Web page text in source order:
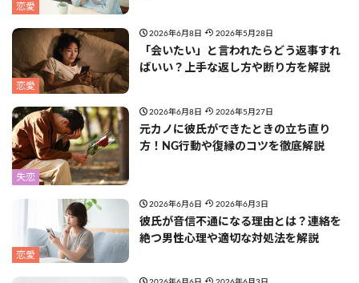
恋愛
恋愛
2026年6月8日 2026年5月28日
「会いたい」と言われたらどう返事すれ
ばいい？上手な返し方や断り方を解説
失恋
2026年6月8日 2026年5月27日
元カノに彼氏ができたときの立ち直り
方！NG行動や復縁のコツを徹底解説
恋愛
2026年6月6日 2026年6月3日
彼氏が音信不通になる理由とは？連絡を
絶つ男性心理や適切な対処法を解説